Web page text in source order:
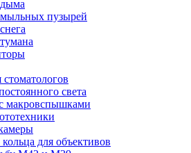
пузырей
света
макровспышками
для объективов